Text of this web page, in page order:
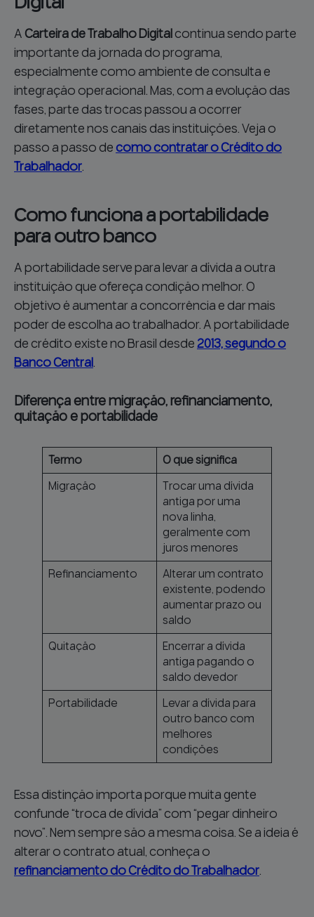
A Carteira de Trabalho Digitalcontinua sendo parte
importante da jornada do programa,
especialmente como ambiente de consulta e
integração operacional. Mas, com a evolução das
fases, parte das trocas passou a ocorrer
diretamente nos canais das instituições. Veja o
passo a passo decomo contratar o Crédito do
Trabalhador.
Como funciona a portabilidade
para outro banco
A portabilidade serve para levar a dívida a outra
instituição que ofereça condição melhor. O
objetivo é aumentar a concorrência e dar mais
poder de escolha ao trabalhador. A portabilidade
de crédito existe no Brasil desde2013, segundo o
Banco Central.
Diferença entre migração, refinanciamento,
quitação e portabilidade
Termo
O que significa
Migração
Trocar uma dívida
antiga por uma
nova linha,
geralmente com
juros menores
Refinanciamento
Alterar um contrato
existente, podendo
aumentar prazo ou
saldo
Quitação
Encerrar a dívida
antiga pagando o
saldo devedor
Portabilidade
Levar a dívida para
outro banco com
melhores
condições
Essa distinção importa porque muita gente
confunde “troca de dívida” com “pegar dinheiro
novo”. Nem sempre são a mesma coisa. Se a ideia é
alterar o contrato atual, conheça o
refinanciamento do Crédito do Trabalhador.